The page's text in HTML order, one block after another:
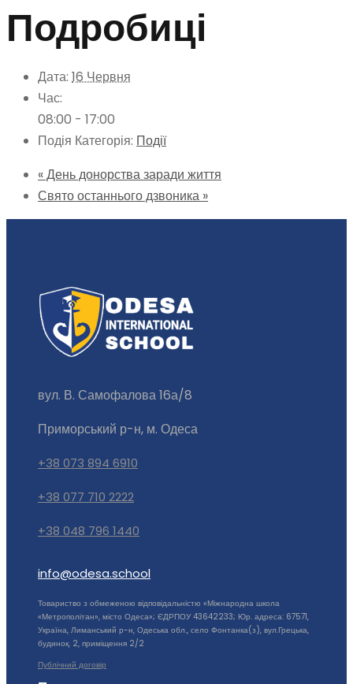
Подробиці
Дата: 16 Червня
Час:
08:00 - 17:00
Подія Категорія: Події
«День донорства заради життя
Свято останнього дзвоника »
вул. В. Самофалова 16а/8
Приморський р-н, м. Одеса
+38 073 894 6910
+38 077 710 2222
+38 048 796 1440
info@odesa.school
Товариство з обмеженою відповідальністю «Міжнародна школа
«Метрополітан», місто Одеса»; ЄДРПОУ 43642233; Юр. адреса: 67571,
Україна, Лиманський р-н, Одеська обл., село Фонтанка(з), вул.Грецька,
будинок, 2, приміщення 2/2
Публічний договір